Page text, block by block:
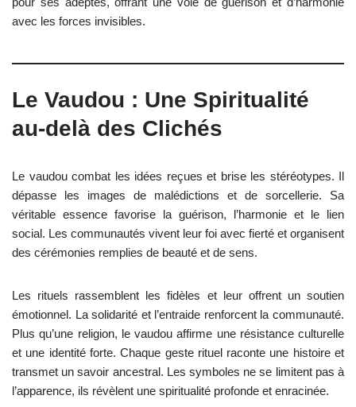
avec les forces invisibles.
Le Vaudou : Une Spiritualité
au-delà des Clichés
Le vaudou combat les idées reçues et brise les stéréotypes. Il
dépasse les images de malédictions et de sorcellerie. Sa
véritable essence favorise la guérison, l’harmonie et le lien
social. Les communautés vivent leur foi avec fierté et organisent
des cérémonies remplies de beauté et de sens.
Les rituels rassemblent les fidèles et leur offrent un soutien
émotionnel. La solidarité et l’entraide renforcent la communauté.
Plus qu’une religion, le vaudou affirme une résistance culturelle
et une identité forte. Chaque geste rituel raconte une histoire et
transmet un savoir ancestral. Les symboles ne se limitent pas à
l’apparence, ils révèlent une spiritualité profonde et enracinée.